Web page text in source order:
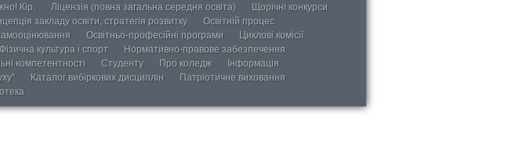
Кір. Ліцензія (повна загальна середня освіта)
Щорічні конкурси
закладу освіти, стратегія розвитку
Освітній процес
Освітньо-професійні програми
Циклові комісії
культура і спорт
Нормативно-правове забезпечення
компетентності Студенту Про коледж
Інформація
Каталог вибіркових дисциплін
Патріотичне виховання